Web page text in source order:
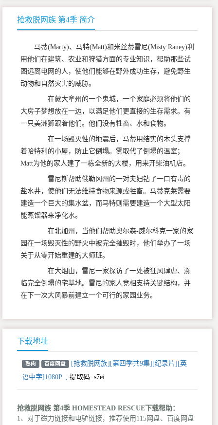
抢救脱网族 第4季 简介
马蒂(Marty)、马特(Matt)和米丝蒂雷尼(Misty Raney)利
用他们在建筑、农业和狩猎方面的专业知识，帮助那些试
图远离电网的人，使他们能够在野外成功生存，避免野生
动物和自然灾害的威胁。
在蒙大拿州的一个鬼城，一个家庭必须将他们的
大房子梦想放在一边，以满足他们更直接的生存需求。有
一只美洲狮跟着他们。他们没有牲畜、水和食物。
在一场毁灭性的地震后，马蒂用结实的木头支撑
着哈特利的小屋，防止它倒塌。雾取代了倒塌的温室；
Matt为他的家人建了一栋全新的大楼，用来开柴油机店。
雷尼斯帮助俄勒冈州的一对夫妇钻了一口有毒的
盐水井，使他们无法维持食物来源或牲畜。马蒂克莱需要
建造一个巨大的集水盆，而马特则需要建造一个大型太阳
能蒸馏器来净化水。
在北加州，当他们帮助奥尔森-威尔科克一家的家
园在一场毁灭性的野火中被完全摧毁时，他们举办了一场
关于从零开始重建的大师班。
在大烟山，雷尼一家探访了一处被狂风肆虐、濒
临完全倒塌的宅基地。雷尼的家人竞相支持关键结构，并
在下一次大风暴前建立一个可行的家园业务。
下载地址
熟肉 百度网盘
[抢救脱网族][第四季共9集][纪录片][英
语中字]1080P, 提取码: s7ei
抢救脱网族 第4季 HOMESTEAD RESCUE下载帮助：
1、对于磁力链接和电驴链接，推荐使用115网盘、百度网盘